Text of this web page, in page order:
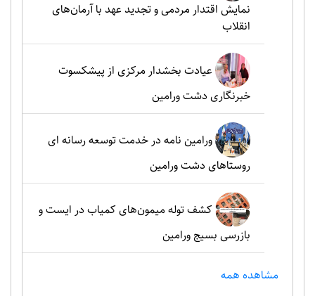
نمایش اقتدار مردمی و تجدید عهد با آرمان‌های
انقلاب
عیادت بخشدار مرکزی از پیشکسوت
خبرنگاری دشت ورامین
ورامین نامه در خدمت توسعه رسانه ای
روستاهای دشت ورامین
کشف توله میمون‌های کمیاب در ایست و
بازرسی بسیج ورامین
مشاهده همه